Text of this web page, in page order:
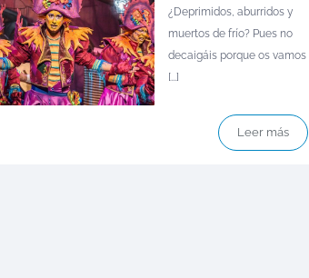
¿Deprimidos, aburridos y
muertos de frío? Pues no
decaigáis porque os vamos
[...]
Leer más